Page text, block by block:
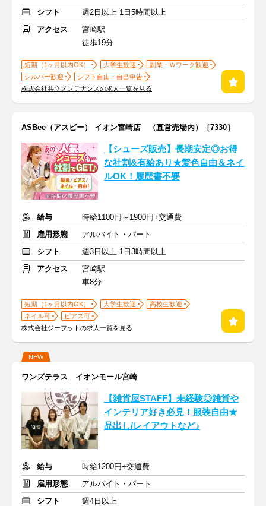
シフト
週2日以上 1日5時間以上
アクセス
宮崎駅
徒歩19分
短期（1ヶ月以内OK） 大学生歓迎
副業・Ｗワーク歓迎
シルバー歓迎
シフト自由・自己申告
株式会社共立メンテナンスの求人一覧を見る
ASBee（アスビー） イオン宮崎店 （直営売場内）［7330］
【シューズ販売】長期安定◎お得
な社割&有給あり★髪色自由＆ネイ
ルOK！履歴書不要
給与
時給1100円～1900円+交通費
雇用形態
アルバイト・パート
シフト
週3日以上 1日3時間以上
アクセス
宮崎駅
車8分
短期（1ヶ月以内OK） 大学生歓迎
高校生歓迎
ネイル可
ピアス可
株式会社ジーフットの求人一覧を見る
NEW
ワンズテラス イオンモール宮崎
【雑貨屋STAFF】未経験◎雑貨や
インテリア好き必見！服装自由★
品出し/レイアウトなど♪
給与
時給1200円+交通費
雇用形態
アルバイト・パート
シフト
週4日以上